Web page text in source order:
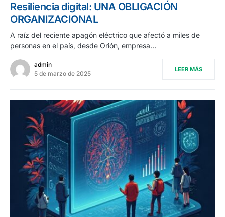
Resiliencia digital: UNA OBLIGACIÓN
ORGANIZACIONAL
A raíz del reciente apagón eléctrico que afectó a miles de
personas en el país, desde Orión, empresa…
admin
5 de marzo de 2025
LEER MÁS